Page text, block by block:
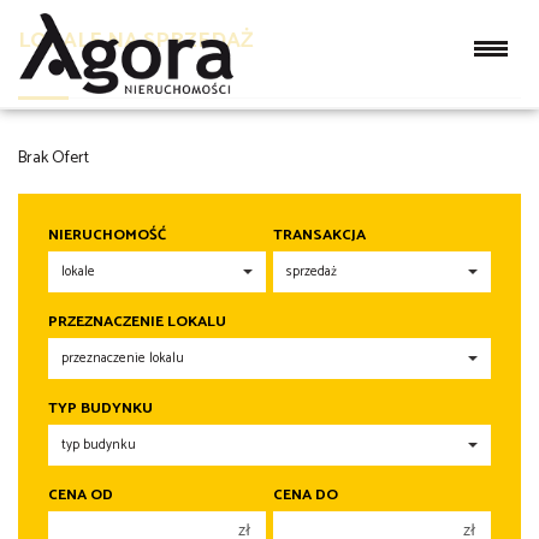
LOKALE NA SPRZEDAŻ
Brak Ofert
NIERUCHOMOŚĆ TRANSAKCJA
PRZEZNACZENIE LOKALU
TYP BUDYNKU
CENA OD
zł
CENA DO
zł